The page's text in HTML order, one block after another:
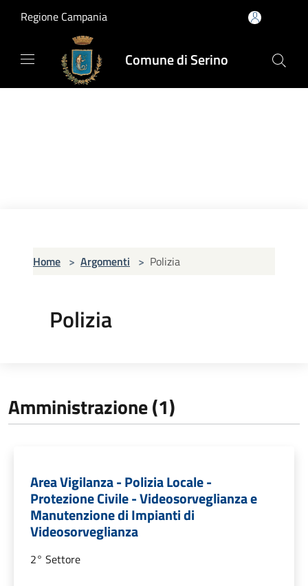
Regione Campania
Comune di Serino
Home > Argomenti > Polizia
Polizia
Amministrazione (1)
Area Vigilanza - Polizia Locale -
Protezione Civile - Videosorveglianza e
Manutenzione di Impianti di
Videosorveglianza
2° Settore